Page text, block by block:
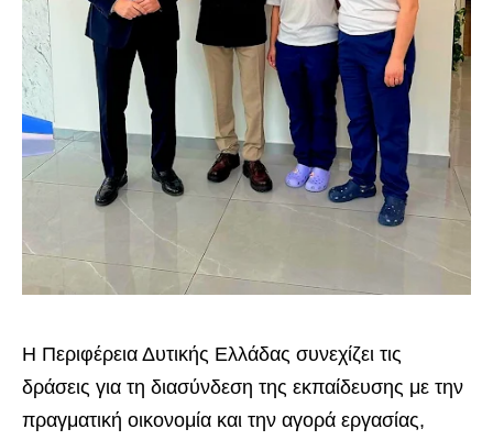
Η Περιφέρεια Δυτικής Ελλάδας συνεχίζει τις
δράσεις για τη διασύνδεση της εκπαίδευσης με την
πραγματική οικονομία και την αγορά εργασίας,